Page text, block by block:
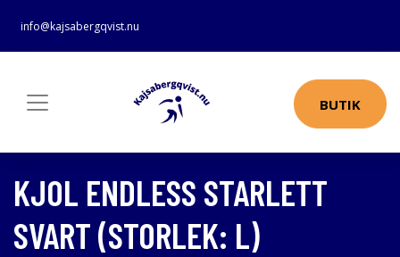
info@kajsabergqvist.nu
BUTIK
KJOL ENDLESS STARLETT
SVART (STORLEK: L)